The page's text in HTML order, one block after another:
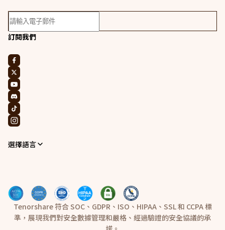
訂閱我們
選擇語言
Tenorshare 符合 SOC、GDPR、ISO、HIPAA、SSL 和 CCPA 標
準，展現我們對安全數據管理和嚴格、經過驗證的安全協議的承